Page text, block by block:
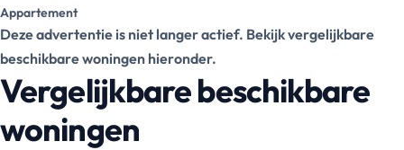
Appartement
Deze advertentie is niet langer actief. Bekijk vergelijkbare
beschikbare woningen hieronder.
Vergelijkbare beschikbare
woningen